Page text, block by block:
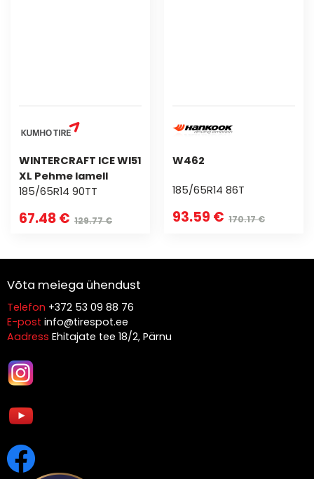
WINTERCRAFT ICE WI51
XL Pehme lamell
185/65R14 90TT
67.48 € 129.77 €
W462
185/65R14 86T
93.59 € 170.17 €
Võta meiega ühendust
Telefon +372 53 09 88 76
E-post info@tirespot.ee
Aadress Ehitajate tee 18/2, Pärnu